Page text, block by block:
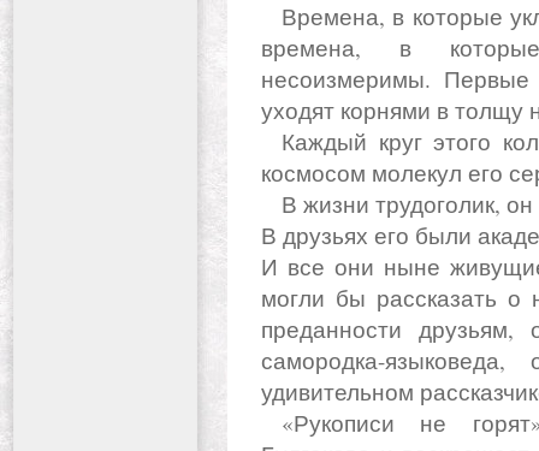
Времена, в которые укладывается его земное бытие и те
времена, в
несоизмеримы. Первые
уходят корнями в толщу
Каждый круг этого колеса, конечно, связан с огромным
космосом молекул его
В жизни трудоголик, он был воистину светским человеком.
В друзьях его были
И все они ныне
могли бы рассказать о
преданности друзьям,
самородка-
удивительном
«Рукописи не горят», - произносит герой Михаила